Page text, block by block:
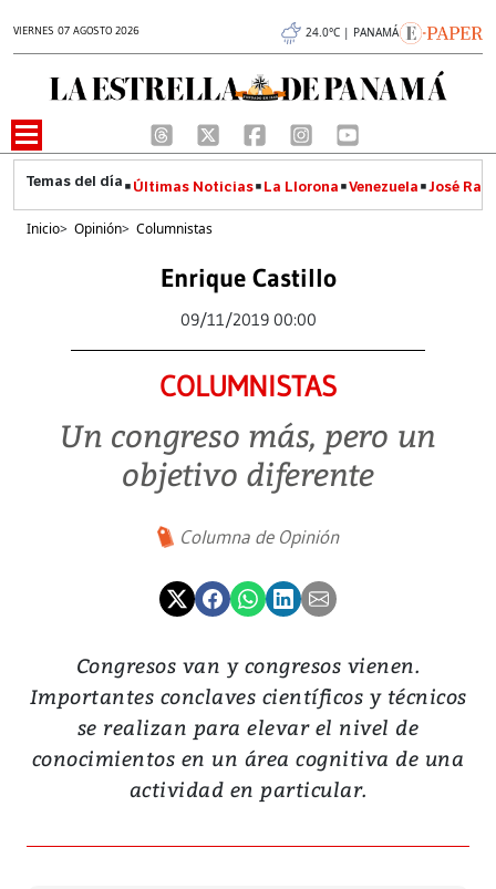
VIERNES 07 AGOSTO 2026 24.0°C | PANAMÁ
Últimas Noticias La Llorona Venezuela José
Inicio> Opinión> Columnistas
Enrique Castillo
09/11/2019 00:00
COLUMNISTAS
Un congreso más, pero un
objetivo diferente
Columna de Opinión
Congresos van y congresos vienen.
Importantes conclaves científicos y técnicos
se realizan para elevar el nivel de
conocimientos en un área cognitiva de una
actividad en particular.